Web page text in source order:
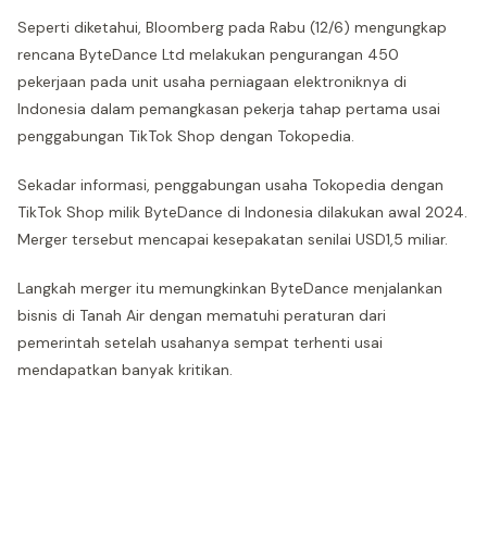
Seperti diketahui, Bloomberg pada Rabu (12/6) mengungkap
rencana ByteDance Ltd melakukan pengurangan 450
pekerjaan pada unit usaha perniagaan elektroniknya di
Indonesia dalam pemangkasan pekerja tahap pertama usai
penggabungan TikTok Shop dengan Tokopedia.
Sekadar informasi, penggabungan usaha Tokopedia dengan
TikTok Shop milik ByteDance di Indonesia dilakukan awal 2024.
Merger tersebut mencapai kesepakatan senilai USD1,5 miliar.
Langkah merger itu memungkinkan ByteDance menjalankan
bisnis di Tanah Air dengan mematuhi peraturan dari
pemerintah setelah usahanya sempat terhenti usai
mendapatkan banyak kritikan.